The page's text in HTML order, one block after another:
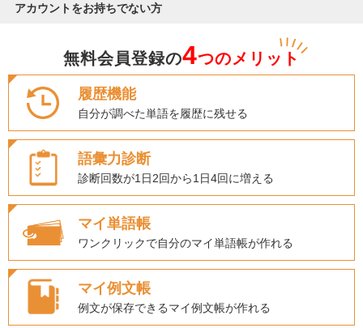
アカウントをお持ちでない方
無料会員登録の4つのメリット
履歴機能
自分が調べた単語を履歴に残せる
語彙力診断
診断回数が1日2回から1日4回に増える
マイ単語帳
ワンクリックで自分のマイ単語帳が作れる
マイ例文帳
例文が保存できるマイ例文帳が作れる